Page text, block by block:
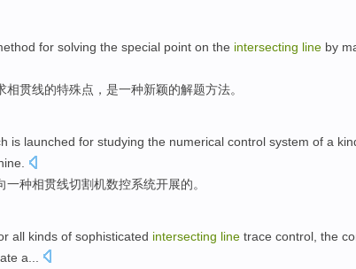
for solving the special point on the intersecting line by
相贯线的特殊点 ， 是一种新颖的解题方法。
is launched for studying the numerical control system of a
一种相贯线切割机数控系统开展的。
all kinds of sophisticated intersecting line trace control , the
a...